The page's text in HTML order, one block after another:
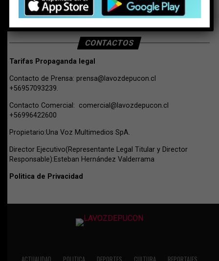
CONTACTOS
Tarifas Propaganda legal
Contacto de Prensa: prensa@lavozdepucon.cl
+56957093239.
Contacto Comercial: comercial@lavozdepucon.cl
+56996422600
Propietario:Una Voz Multimedios SpA.
Director Ejecutivo(Representante Legal Titular y Director
Responsable):Esteban Hernández Valderrama
Politica de Privacidad